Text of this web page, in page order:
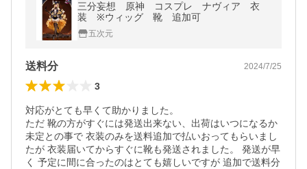
三分妄想 原神 コスプレ ナヴィア 衣
装 ※ウィッグ 靴 追加可
五次元
送料分 2024/7/25
3
対応がとても早くて助かりました。
ただ 靴の方がすぐには発送出来ない、出荷はいつになるか
未定との事で 衣装のみを送料追加で払いおってもらいまし
たが 衣装届いてからすぐに靴も発送されました。 発送が早
く 予定に間に合ったのはとても嬉しいですが 追加で送料分